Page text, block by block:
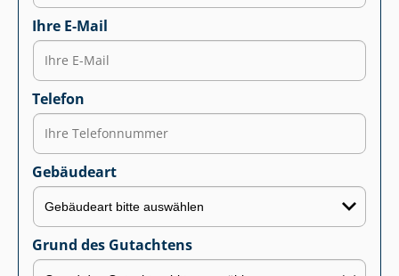
Ihre E-Mail
Telefon
Gebäudeart
Grund des Gutachtens